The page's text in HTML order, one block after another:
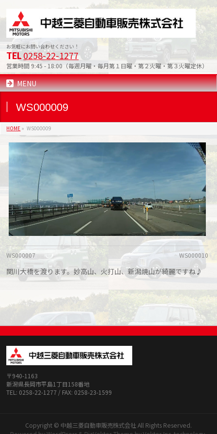
お気軽にお問い合わせください！
TEL0258-22-1277
営業時間 9:45 - 18:00（毎週月曜・毎月第１日曜・第２火曜・第３火曜定休）
MENU
WS000009
HOME » WS000009
WS000007 WS000010
関川大橋を渡ります。妙高山、火打山、新潟焼山が綺麗ですね♪
〒940-1163
新潟県長岡市平島1丁目158番地
TEL: 0258-22-1277 / FAX: 0258-23-1599
Copyright © 中越三菱自動車販売株式会社All Rights Reserved.